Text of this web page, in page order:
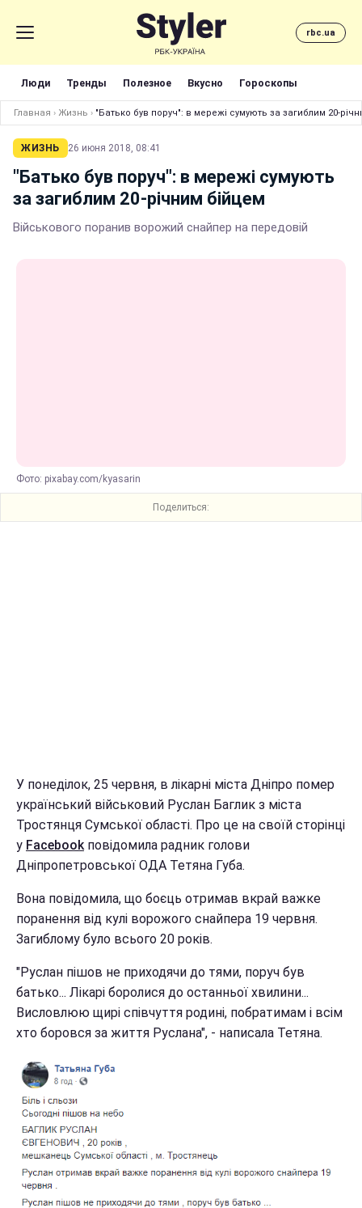
rbc.ua
Люди Тренды Полезное Вкусно Гороскопы
Главная › Жизнь › "Батько був поруч": в мережі сумують за загиблим 20-
ЖИЗНЬ 26 июня 2018, 08:41
"Батько був поруч": в мережі сумують
за загиблим 20-річним бійцем
Військового поранив ворожий снайпер на передовій
Фото: pixabay.com/kyasarin
Поделиться:
У понеділок, 25 червня, в лікарні міста Дніпро помер
український військовий Руслан Баглик з міста
Тростянця Сумської області. Про це на своїй сторінці
у Facebookповідомила радник голови
Дніпропетровської ОДА Тетяна Губа.
Вона повідомила, що боєць отримав вкрай важке
поранення від кулі ворожого снайпера 19 червня.
Загиблому було всього 20 років.
"Руслан пішов не приходячи до тями, поруч був
батько... Лікарі боролися до останньої хвилини...
Висловлюю щирі співчуття родині, побратимам і всім
хто боровся за життя Руслана", - написала Тетяна.